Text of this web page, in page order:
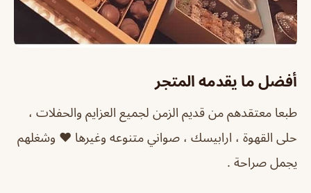
أفضل ما يقدمه المتجر
طبعا معتقدهم من قديم الزمن لجميع العزايم والحفلات ،
حلى القهوة ، ارابيسك ، صواني متنوعه وغيرها ❤️ وشغلهم
يجمل صراحة .